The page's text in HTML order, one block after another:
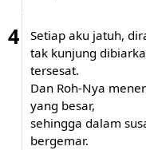
4
Setiap aku jatuh,
tak kunjung
tersesat.
Dan Roh-Nya
yang besar,
sehingga dalam
bergemar.